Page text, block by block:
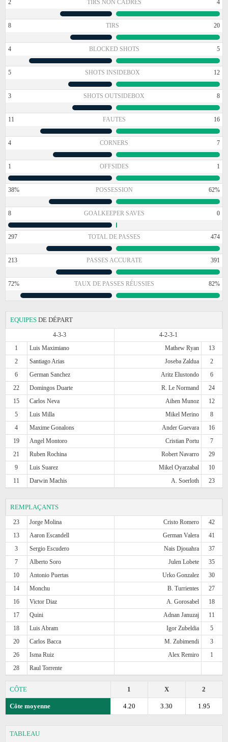
2 TIRS NON CADRÉS 4
8 TIRS 20
4 BLOCKED SHOTS 5
5 SHOTS INSIDEBOX 12
3 SHOTS OUTSIDEBOX 8
11 FAUTES 16
4 CORNERS 7
1 OFFSIDES 1
38% POSSESSION 62%
8 GOALKEEPER SAVES 0
297 TOTAL DE PASSES 474
213 PASSES ACCURATE 391
72% TAUX DE PASSES RÉUSSIES 82%
EQUIPES DE DÉPART
4-3-3
4-2-3-1
1
Luis Maximiano Mathew Ryan
13
2
Santiago Arias Joseba Zaldua
2
6
German Sanchez Aritz Elustondo
6
22
Domingos Duarte R. Le Normand
24
15
Carlos Neva Aihen Munoz
12
5
Luis Milla Mikel Merino
8
4
Maxime Gonalons Ander Guevara
16
19
Angel Montoro Cristian Portu
7
21
Ruben Rochina Robert Navarro
29
9
Luis Suarez Mikel Oyarzabal
10
11
Darwin Machis A. Soerloth 23
REMPLAÇANTS
23 Jorge Molina Cristo Romero
42
13
Aaron Escandell German Valera
41
3
Sergio Escudero Nais Djouahra
37
7
Alberto Soro Julen Lobete
35
10
Antonio Puertas Urko Gonzalez
30
14
Monchu B. Turrientes
27
16
Victor Diaz A. Gorosabel
18
17
Quini Adnan Januzaj
11
18
Luis Abram Igor Zubeldia
5
20
Carlos Bacca M. Zubimendi
3
26
Isma Ruiz Alex Remiro
1
28
Raul Torrente
CÔTE 2
X
1
Côte moyenne 1.95
3.30
4.20
TABLEAU